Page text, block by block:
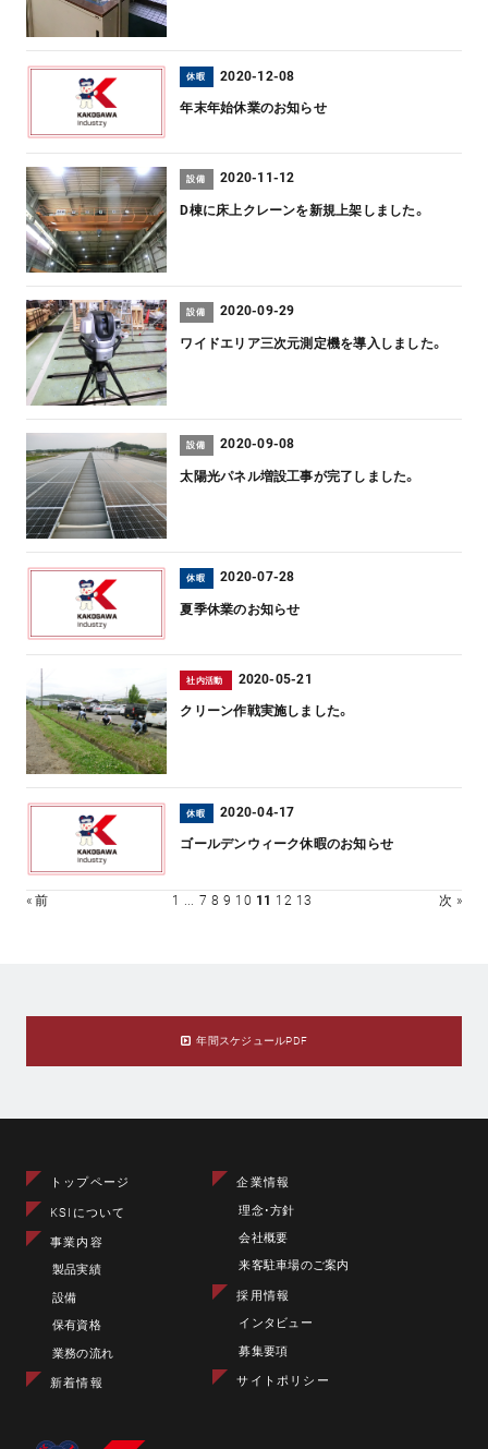
休暇 2020-12-08
年末年始休業のお知らせ
設備 2020-11-12
D棟に床上クレーンを新規上架しました。
設備 2020-09-29
ワイドエリア三次元測定機を導入しました。
設備 2020-09-08
太陽光パネル増設工事が完了しました。
休暇 2020-07-28
夏季休業のお知らせ
社内活動 2020-05-21
クリーン作戦実施しました。
休暇 2020-04-17
ゴールデンウィーク休暇のお知らせ
« 前 1 7 8 9 10 11 12 13 次 »
年間スケジュールPDF
トップページ
KSIについて
事業内容
製品実績
設備
保有資格
業務の流れ
新着情報
企業情報
理念･方針
会社概要
来客駐車場のご案内
採用情報
インタビュー
募集要項
サイトポリシー